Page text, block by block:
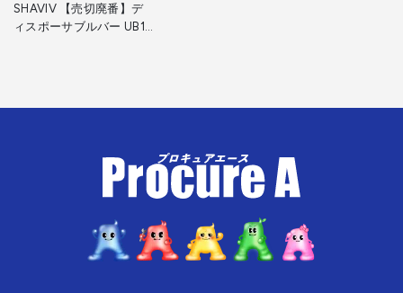
SHAVIV 【売切廃番】デ
ィスポーサブルバー UB1